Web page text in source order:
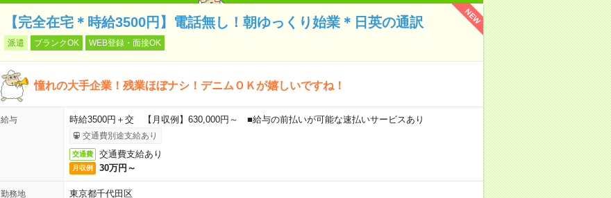
NEW
【完全在宅＊時給3500円】電話無し！朝ゆっくり始業＊日英の通訳
派遣 ブランクOK WEB登録・面接OK
憧れの大手企業！残業ほぼナシ！デニムＯＫが嬉しいですね！
給与 時給3500円＋交 【月収例】630,000円～ ■給与の前払いが可能な速払いサービスあり
交通費別途支給あり
交通費 交通費支給あり
月収例 30万円～
勤務地
東京都千代田区